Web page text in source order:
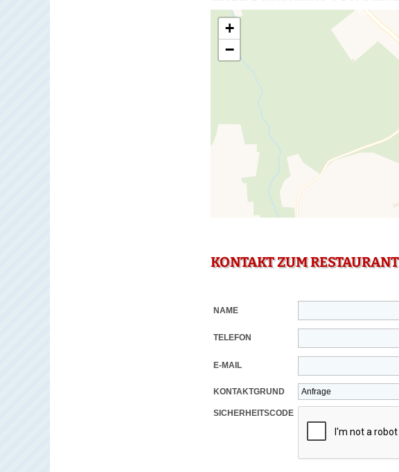
+
−
KONTAKT ZUM RESTAURANT
NAME
TELEFON
E-MAIL
KONTAKTGRUND
SICHERHEITSCODE